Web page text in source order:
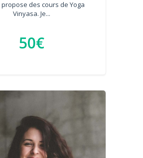
des cours de Yoga
Vinyasa. Je...
50€